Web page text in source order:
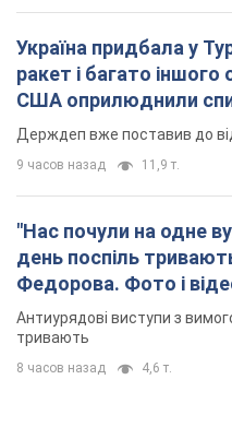
Україна придбала у
ракет і багато
США оприлюднили
Держдеп вже поставив до
9 часов назад 11,9 т.
"Нас почули на одне
день поспіль
Федорова. Фото і
Антиурядові виступи з
тривають
8 часов назад 4,6 т.